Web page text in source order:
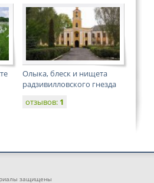
Олыка, блеск и нищета
радзивилловского гнезда
отзывов: 1
защищены